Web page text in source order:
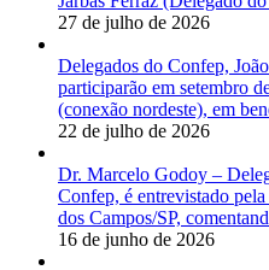
27 de julho de 2026
Delegados do Confep,
participarão em setembro
(conexão nordeste), em
22 de julho de 2026
Dr. Marcelo Godoy –
Confep, é entrevistado
dos Campos/SP,
16 de junho de 2026